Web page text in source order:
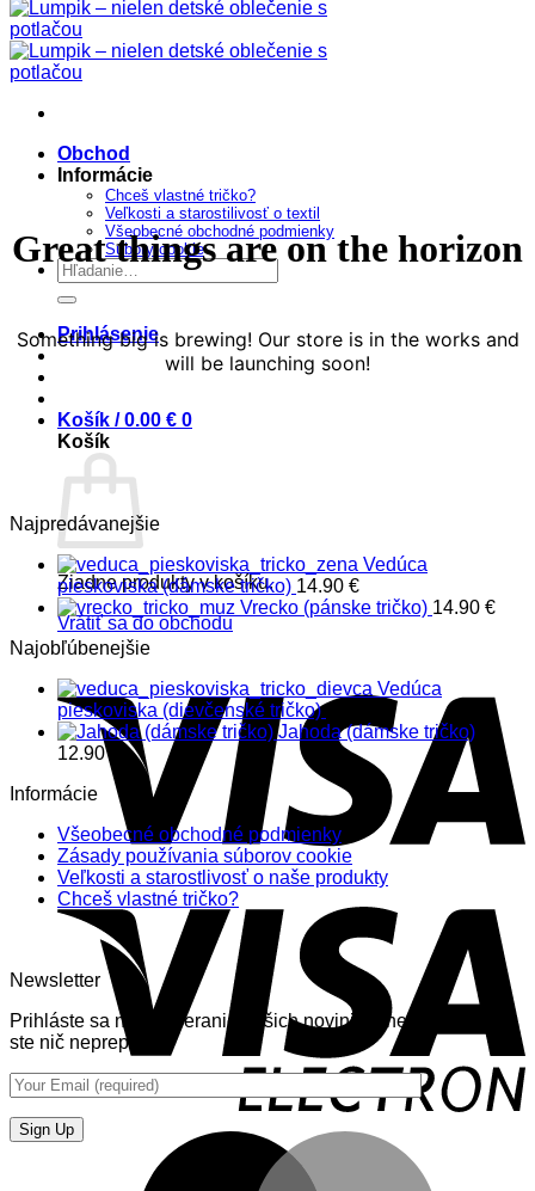
Obchod
Informácie
Chceš vlastné tričko?
Veľkosti a starostilivosť o textil
Všeobecné obchodné podmienky
Súbory cookie
Hľadať:
Prihlásenie
Košík /0.00 € 0
Košík
Žiadne produkty v košíku.
Vrátiť sa do obchodu
Great things are on the horizon
Something big is brewing! Our store is in the works and
will be launching soon!
Najpredávanejšie
Vedúca
pieskoviska (dámske tričko) 14.90 €
Vrecko (pánske tričko) 14.90 €
Najobľúbenejšie
Vedúca
pieskoviska (dievčenské tričko) 12.90
Jahoda (dámske tričko)
12.90
Informácie
Všeobecné obchodné podmienky
Zásady používania súborov cookie
Veľkosti a starostlivosť o naše produkty
Chceš vlastné tričko?
Newsletter
Prihláste sa na odoberanie nášich noviniek (newsletter) aby
ste nič neprepásli.